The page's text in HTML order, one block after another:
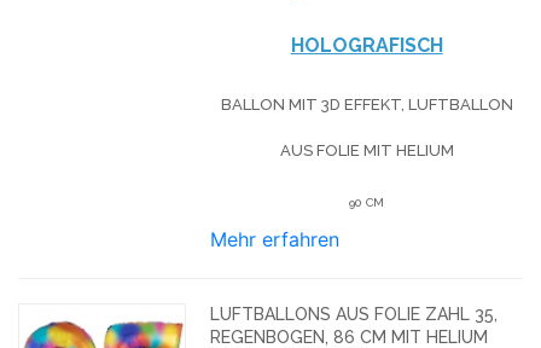
HOLOGRAFISCH
BALLON MIT 3D EFFEKT, LUFTBALLON
AUS FOLIE MIT HELIUM
90 CM
Mehr erfahren
LUFTBALLONS AUS FOLIE ZAHL 35,
REGENBOGEN, 86 CM MIT HELIUM